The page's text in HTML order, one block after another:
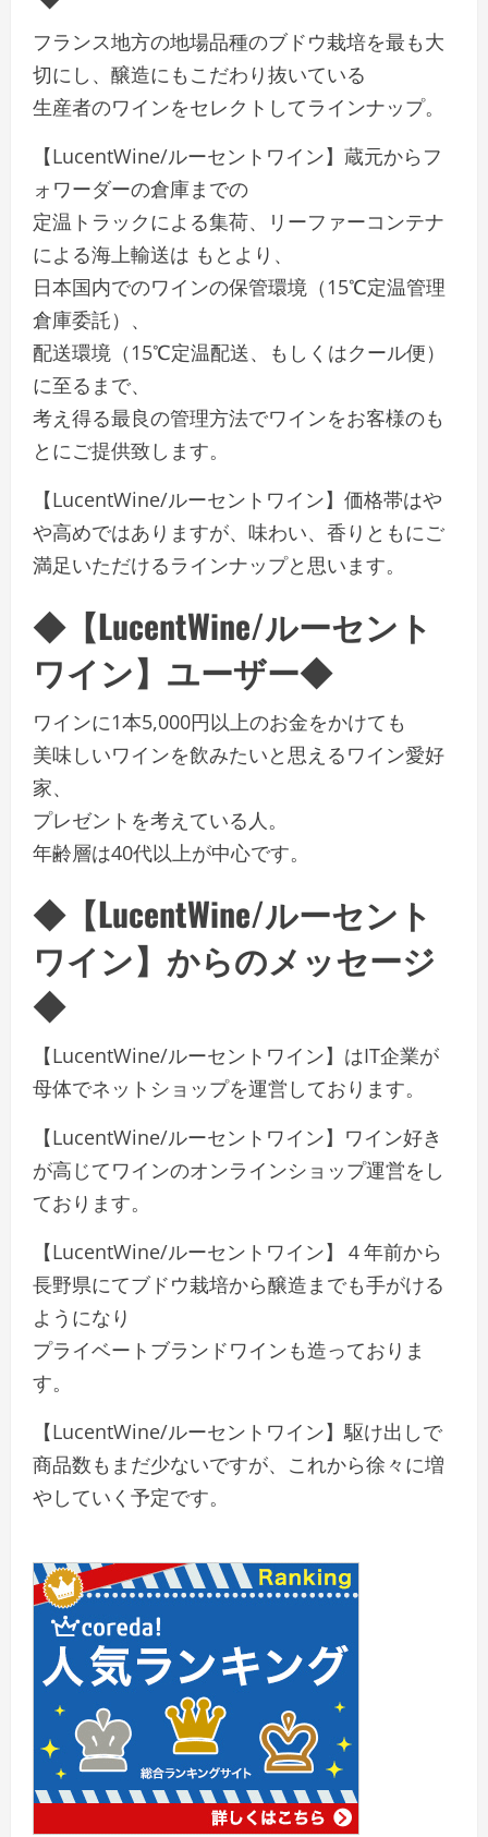
フランス地方の地場品種のブドウ栽培を最も大
切にし、醸造にもこだわり抜いている
生産者のワインをセレクトしてラインナップ。
【LucentWine/ルーセントワイン】蔵元からフ
ォワーダーの倉庫までの
定温トラックによる集荷、リーファーコンテナ
による海上輸送は もとより、
日本国内でのワインの保管環境（15℃定温管理
倉庫委託）、
配送環境（15℃定温配送、もしくはクール便）
に至るまで、
考え得る最良の管理方法でワインをお客様のも
とにご提供致します。
【LucentWine/ルーセントワイン】価格帯はや
や高めではありますが、味わい、香りともにご
満足いただけるラインナップと思います。
◆【LucentWine/ルーセント
ワイン】ユーザー◆
ワインに1本5,000円以上のお金をかけても
美味しいワインを飲みたいと思えるワイン愛好
家、
プレゼントを考えている人。
年齢層は40代以上が中心です。
◆【LucentWine/ルーセント
ワイン】からのメッセージ
◆
【LucentWine/ルーセントワイン】はIT企業が
母体でネットショップを運営しております。
【LucentWine/ルーセントワイン】ワイン好き
が高じてワインのオンラインショップ運営をし
ております。
【LucentWine/ルーセントワイン】４年前から
長野県にてブドウ栽培から醸造までも手がける
ようになり
プライベートブランドワインも造っておりま
す。
【LucentWine/ルーセントワイン】駆け出しで
商品数もまだ少ないですが、これから徐々に増
やしていく予定です。